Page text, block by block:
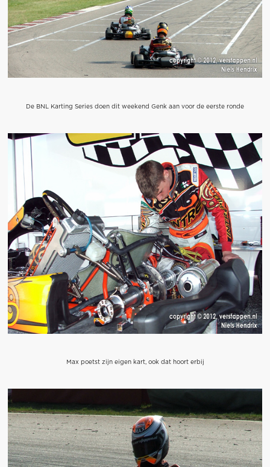
De BNL Karting Series doen dit weekend Genk aan voor de eerste ronde
Max poetst zijn eigen kart, ook dat hoort erbij